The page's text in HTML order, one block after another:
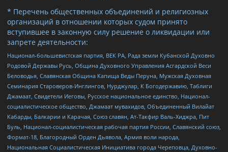
* Перечень общественных объединений и религиозных
организаций в отношении которых судом принято
вступившее в законную силу решение о ликвидации или
запрете деятельности:
Национал-большевистская партия, ВЕК РА, Рада земли Кубанской Духовно
Родовой Державы Русь, Община Духовного Управления Асгардской Веси
Беловодья, Славянская Община Капища Веды Перуна, Мужская Духовная
Семинария Староверов-Инглингов, Нурджулар, К Богодержавию, Таблиги
Джамаат, Свидетели Иеговы, Русское национальное единство, Национал-
социалистическое общество, Джамаат мувахидов, Объединенный Вилайат
Кабарды, Балкарии и Карачая, Союз славян, Ат-Такфир Валь-Хиджра, Пит
Буль, Национал-социалистическая рабочая партия России, Славянский союз,
Формат-18, Благородный Орден Дьявола, Армия воли народа,
Национальная Социалистическая Инициатива города Череповца, Духовно-